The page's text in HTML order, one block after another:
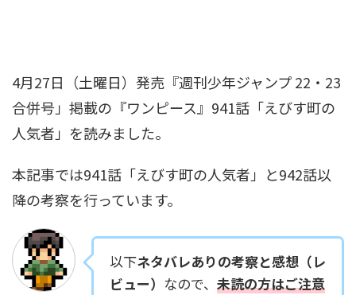
4月27日（土曜日）発売『週刊少年ジャンプ 22・23
合併号」掲載の『ワンピース』941話「えびす町の
人気者」を読みました。
本記事では941話「えびす町の人気者」と942話以
降の考察を行っています。
以下ネタバレありの考察と感想（レ
ビュー） なので、 未読の方はご注意